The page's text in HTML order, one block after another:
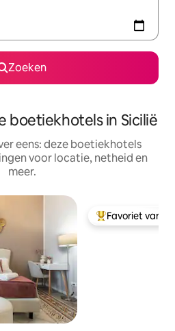
Zoeken
boetiekhotels in Sicilië
eens: deze boetiekhotels
voor locatie, netheid en
meer.
Topfavoriet van
Favoriet van